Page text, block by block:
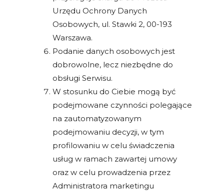
Urzędu Ochrony Danych
Osobowych, ul. Stawki 2, 00-193
Warszawa.
Podanie danych osobowych jest
dobrowolne, lecz niezbędne do
obsługi Serwisu.
W stosunku do Ciebie mogą być
podejmowane czynności polegające
na zautomatyzowanym
podejmowaniu decyzji, w tym
profilowaniu w celu świadczenia
usług w ramach zawartej umowy
oraz w celu prowadzenia przez
Administratora marketingu